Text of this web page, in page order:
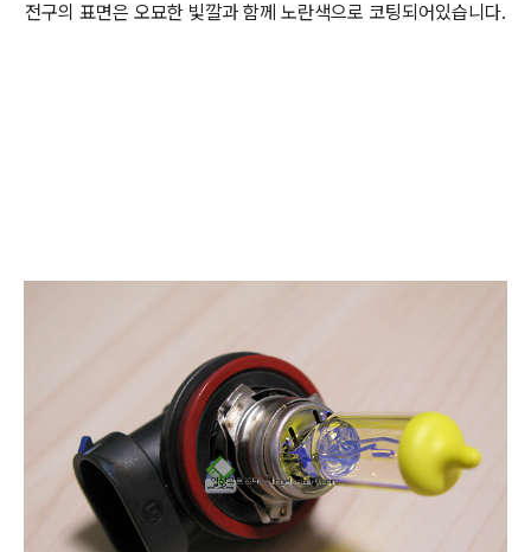
전구의 표면은 오묘한 빛깔과 함께 노란색으로 코팅되어있습니다.